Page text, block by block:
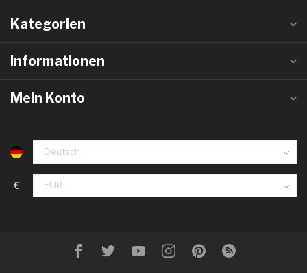
Kategorien
Informationen
Mein Konto
€